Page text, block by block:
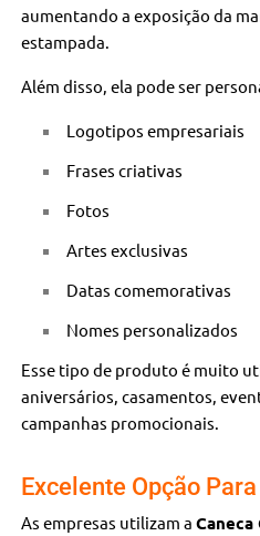
aumentando a exposição da
estampada.
Além disso, ela pode ser
Logotipos empresariais
Frases criativas
Fotos
Artes exclusivas
Datas comemorativas
Nomes personalizados
Esse tipo de produto é muito
aniversários, casamentos,
campanhas promocionais.
Excelente Opção
As empresas utilizam aCaneca